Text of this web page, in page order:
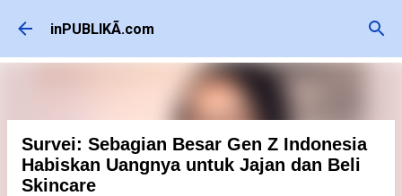
Langsung ke konten utama
inPUBLIKÃ.com
Survei: Sebagian Besar Gen Z Indonesia
Habiskan Uangnya untuk Jajan dan Beli
Skincare